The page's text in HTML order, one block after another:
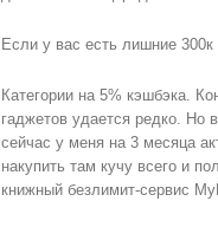
Если у вас есть лишние
Категории на 5% кэшбэка.
гаджетов удается редко. Но
сейчас у меня на 3 месяца
накупить там кучу всего и
книжный безлимит-сервис